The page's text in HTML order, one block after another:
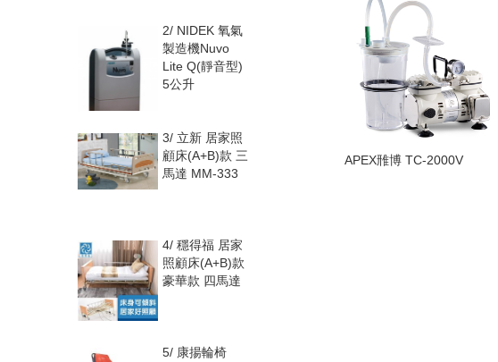
2/ NIDEK 氧氣
製造機Nuvo
Lite Q(靜音型)
5公升
3/ 立新 居家照
顧床(A+B)款 三
馬達 MM-333
4/ 穩得福 居家
照顧床(A+B)款
豪華款 四馬達
5/ 康揚輪椅
APEX雃博 TC-2000V